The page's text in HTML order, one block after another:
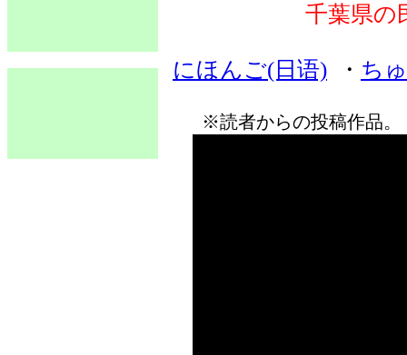
千葉県の
にほんご(日语) ・ ち
※読者からの投稿作品